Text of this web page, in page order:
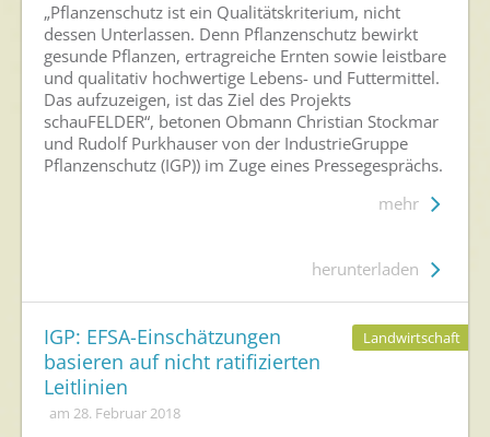
„Pflanzenschutz ist ein Qualitätskriterium, nicht
dessen Unterlassen. Denn Pflanzenschutz bewirkt
gesunde Pflanzen, ertragreiche Ernten sowie leistbare
und qualitativ hochwertige Lebens- und Futtermittel.
Das aufzuzeigen, ist das Ziel des Projekts
schauFELDER“, betonen Obmann Christian Stockmar
und Rudolf Purkhauser von der IndustrieGruppe
Pflanzenschutz (IGP)) im Zuge eines Pressegesprächs.
mehr
herunterladen
IGP: EFSA-Einschätzungen
basieren auf nicht ratifizierten
Leitlinien
am 28. Februar 2018
Landwirtschaft